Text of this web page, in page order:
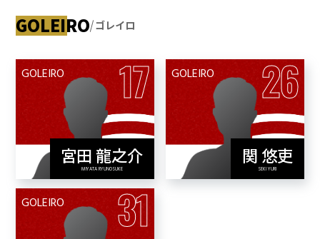
GOLEIRO ゴレイロ
GOLEIRO 17
宮田 龍之介
MIYATA RYUNOSUKE
View Profile
GOLEIRO 26
関 悠吏
SEKI YURI
View Profile
GOLEIRO 31